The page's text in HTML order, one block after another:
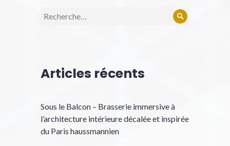
Recherche
Rechercher
Articles récents
Sous le Balcon – Brasserie immersive à
l’architecture intérieure décalée et inspirée
du Paris haussmannien